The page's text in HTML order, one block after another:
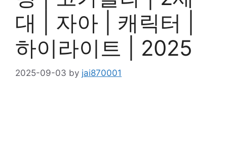
대 | 자아 | 캐릭터 |
하이라이트 | 2025
2025-09-03 by jai870001